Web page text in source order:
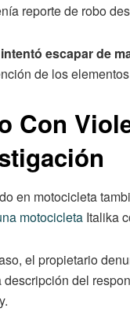
reporte de robo
escapar de
de los
Con
en motocicleta
motocicleta Italika
el propietario
descripción del